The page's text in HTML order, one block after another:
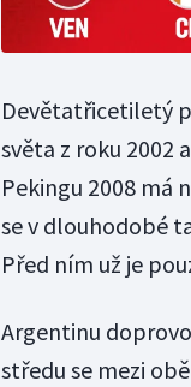
Devětatřicetiletý
světa z roku 2002
Pekingu 2008 má
se v dlouhodobé
Před ním už je
Argentinu
středu se mezi